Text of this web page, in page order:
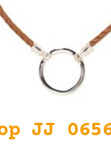
JJ